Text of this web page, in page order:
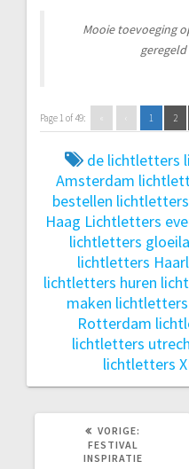
Mooie toevoeging
Page 1 of 49: 1 2
de lichtletters
Amsterdam
bestellen
Haag Lichtletters
lichtletters
lichtletters
lichtletters huren
maken
Rotterdam
lichtletters
lichtletters
VORIGE:
FESTIVAL
INSPIRATIE